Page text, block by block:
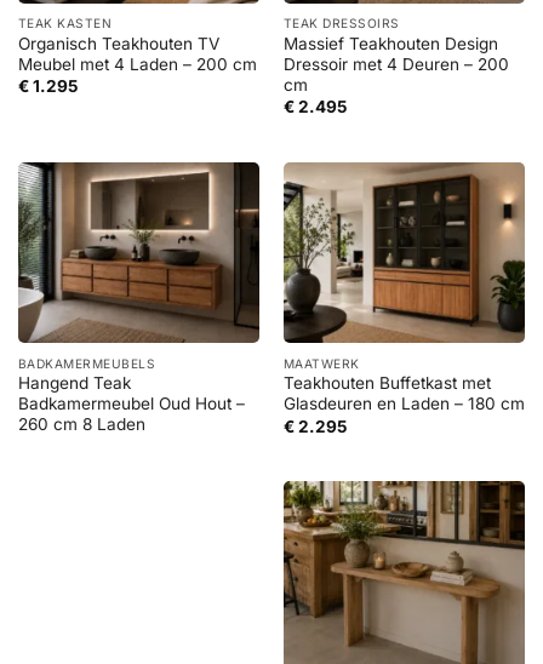
TEAK KASTEN
Organisch Teakhouten TV
Meubel met 4 Laden – 200 cm
€1.295
TEAK DRESSOIRS
Massief Teakhouten Design
Dressoir met 4 Deuren – 200
cm
€2.495
BADKAMERMEUBELS
Hangend Teak
Badkamermeubel Oud Hout –
260 cm 8 Laden
MAATWERK
Teakhouten Buffetkast met
Glasdeuren en Laden – 180 cm
€2.295